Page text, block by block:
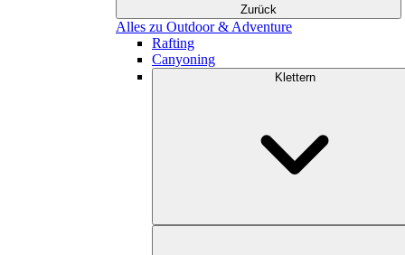
Zurück
Alles zu Outdoor & Adventure
Rafting
Canyoning
Klettern